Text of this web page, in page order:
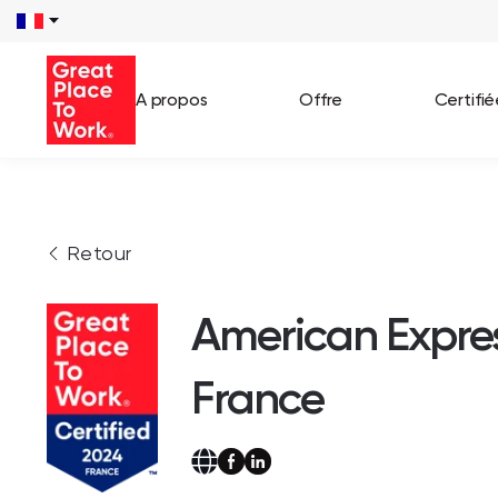
A propos Offre
Retour
American
France